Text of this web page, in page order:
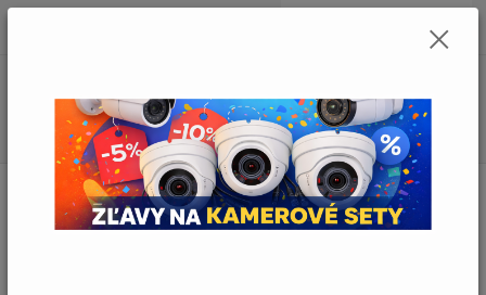
Hľadať
0,00 EUR
Počítačové periférie / komponenty Disky SSD SATA
Disky SSD SATA